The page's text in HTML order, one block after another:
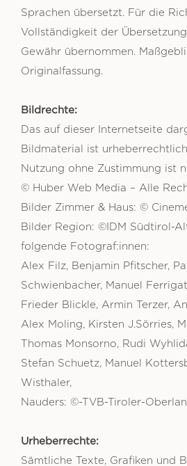
Sprachen übersetzt. Für die
Vollständigkeit der
Gewähr übernommen.
Originalfassung.
Bildrechte:
Das auf dieser Internetseite
Bildmaterial ist
Nutzung ohne Zustimmung ist
© Huber Web Media – Alle
Bilder Zimmer & Haus: ©
Bilder Region: ©IDM Südtirol-
folgende Fotograf:innen:
Alex Filz, Benjamin Pfitscher,
Schwienbacher, Manuel
Frieder Blickle, Armin Terzer,
Alex Moling, Kirsten J.Sörries,
Thomas Monsorno, Rudi
Stefan Schuetz, Manuel
Wisthaler,
Nauders: ©-TVB-Tiroler-
Urheberrechte:
Sämtliche Texte, Grafiken und